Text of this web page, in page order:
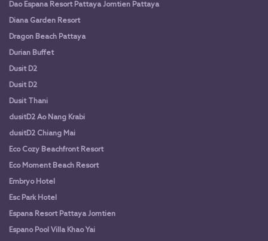
Dao Espana Resort Pattaya Jomtien Pattaya
Diana Garden Resort
Dragon Beach Pattaya
Durian Buffet
Dusit D2
Dusit D2
Dusit Thani
dusitD2 Ao Nang Krabi
dusitD2 Chiang Mai
Eco Cozy Beachfront Resort
Eco Moment Beach Resort
Embryo Hotel
Esc Park Hotel
Espana Resort Pattaya Jomtien
Espano Pool Villa Khao Yai